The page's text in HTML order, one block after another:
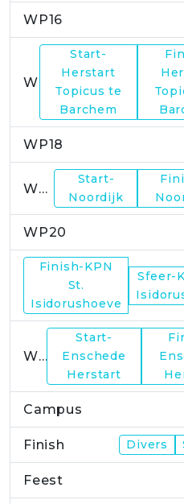
WP16
Start-
Herstart
Topicus te
Barchem
WP18
WP19
Start-
Noordijk
WP20
Finish-KPN
St.
Isidorushoeve
Sfeer-
WP23
Start-
Enschede
Herstart
Campus
Finish Divers
Feest